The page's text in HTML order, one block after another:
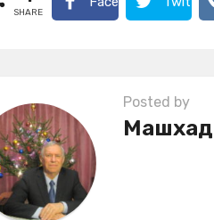
SHARE
Posted by